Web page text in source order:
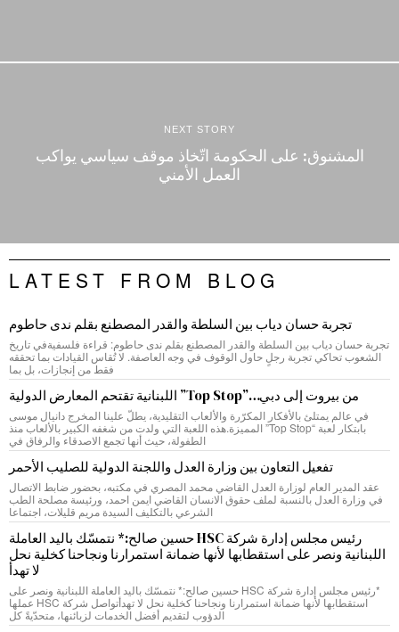
NEXT STORY
المشنوق: على الحكومة اتّخاذ موقف سياسي يواكب
العمل الأمني
LATEST FROM BLOG
تجربة حسان دياب بين السلطة والقدر المصطنع بقلم ندى حاطوم
تجربة حسان دياب بين السلطة والقدر المصطنع بقلم ندى حاطوم: قراءة فلسفيةفي تاريخ
الشعوب تحاكي تجربة رجلٍ حاول الوقوف في وجه العاصفة. لا تُقاس القيادات بما تحققه
فقط من إنجازات، بل بما
من بيروت إلى دبي…”Top Stop” اللبنانية تقتحم المعارض الدولية
في عالم يمتلئ بالأفكار المكرّرة والألعاب التقليدية، يطلّ علينا المخرج دانيال موسى
بابتكار لعبة “Top Stop” المميزة.هذه اللعبة التي ولدت من شغفه الكبير بالألعاب منذ
الطفولة، حيث أنها تجمع الاصدقاء والرفاق في
تفعيل التعاون بين وزارة العدل واللجنة الدولية للصليب الأحمر
عقد المدير العام لوزارة العدل القاضي محمد المصري في مكتبه، بحضور ضابط الاتصال
في وزارة العدل بالنسبة لملف حقوق الانسان القاضي ايمن احمد، ورئيسة مصلحة الطب
الشرعي بالتكليف السيدة مريم قليلات، اجتماعا
رئيس مجلس إدارة شركة HSC حسين صالح:* نتمسّك باليد العاملة
اللبنانية ونصر على استقطابها لأنها ضمانة استمرارنا ونجاحنا كخلية نحل
لا تهدأ
*رئيس مجلس إدارة شركة HSC حسين صالح:* نتمسّك باليد العاملة اللبنانية ونصر على
استقطابها لأنها ضمانة استمرارنا ونجاحنا كخلية نحل لا تهدأتواصل شركة HSC عملها
الدؤوب لتقديم أفضل الخدمات لزبائنها، متحدّيةً كل